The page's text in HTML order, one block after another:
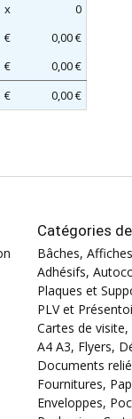
x
0
€
0,00 €
€
0,00 €
€ 0,00 €
Catégories
Bâches,
Adhésifs,
Plaques et
PLV et
Cartes de visite,
A4 A3, Flyers,
Documents
Fournitures,
Enveloppes,